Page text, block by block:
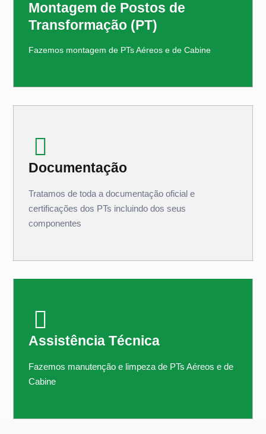
Montagem de Postos de
Transformação (PT)
Fazemos montagem de PTs Aéreos e de Cabine
Documentação
Tratamos de toda a documentação oficial e
certificações dos PTs incluindo dos seus
componentes
Assistência Técnica
Fazemos manutenção e limpeza de PTs Aéreos e de
Cabine